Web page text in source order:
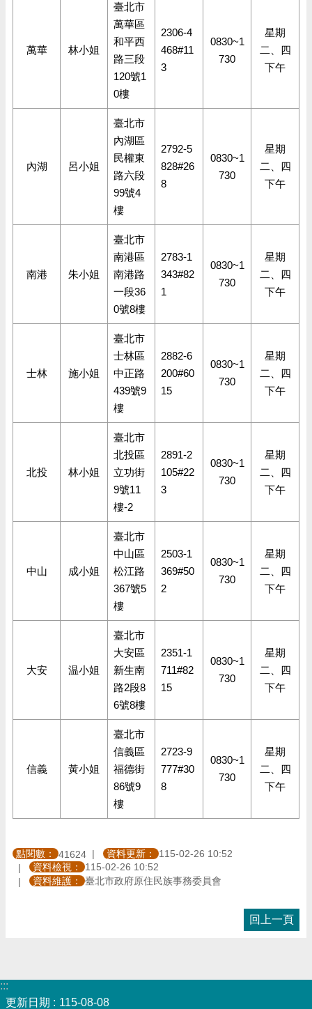
萬華 林小姐
臺北市
萬華區
和平西
路三段
120號1
0樓
2306-4
468#11
3
0830~1
730
星期
二、四
下午
內湖 呂小姐
臺北市
內湖區
民權東
路六段
99號4
樓
2792-5
828#26
8
0830~1
730
星期
二、四
下午
南港 朱小姐
臺北市
南港區
南港路
一段36
0號8樓
2783-1
343#82
1
0830~1
730
星期
二、四
下午
士林 施小姐
臺北市
士林區
中正路
439號9
樓
2882-6
200#60
15
0830~1
730
星期
二、四
下午
北投 林小姐
臺北市
北投區
立功街
9號11
樓-2
2891-2
105#22
3
0830~1
730
星期
二、四
下午
中山 成小姐
臺北市
中山區
松江路
367號5
樓
2503-1
369#50
2
0830~1
730
星期
二、四
下午
大安 温小姐
臺北市
大安區
新生南
路2段8
6號8樓
2351-1
711#82
15
0830~1
730
星期
二、四
下午
信義 黃小姐
臺北市
信義區
福德街
86號9
樓
2723-9
777#30
8
0830~1
730
星期
二、四
下午
點閱數： 41624 資料更新：
115-02-26 10:52
資料檢視：
115-02-26 10:52
資料維護：
臺北市政府原住民族事務委員會
回上一頁
:::
更新日期
115-08-08